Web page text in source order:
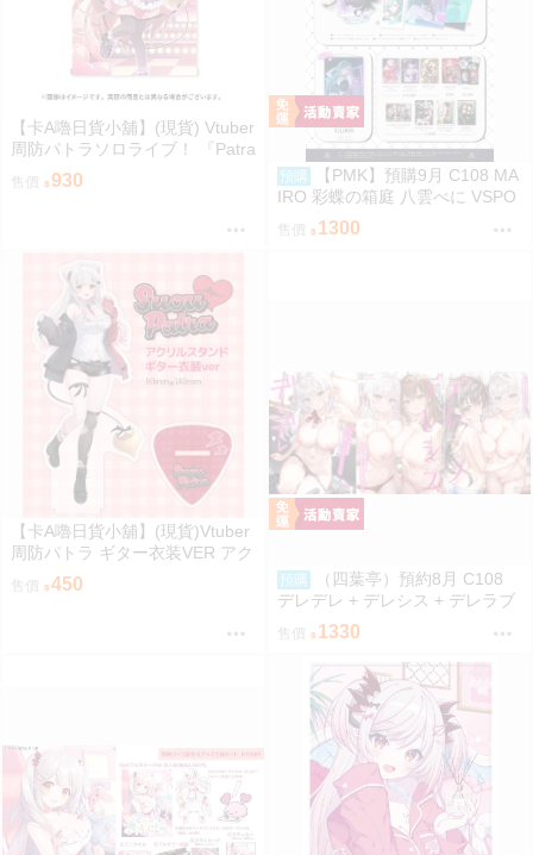
【卡A嚕日貨小舖】(現貨) Vtuber
周防パトラソロライブ！ 『Patra
Suou Sololive kawaii holic shibu
ya”』 B2掛軸
售價 930 預購
【PMK】預購9月 C108 MA
IRO 彩蝶の箱庭 八雲べに VSPO
售價 1300
【卡A嚕日貨小舖】(現貨)Vtuber
周防パトラ ギター衣装VER アク
リルスタンド 壓克力立牌
450 預購
（四葉亭）預約8月 C108
デレデレ + デレシス + デレラブ
3冊套組 附資料夾 Yan-Yam
1330